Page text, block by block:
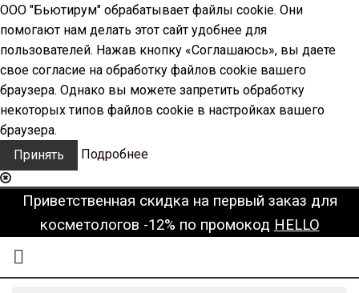
ООО "Бьютирум" обрабатывает файлы cookie. Они
помогают нам делать этот сайт удобнее для
пользователей. Нажав кнопку «Соглашаюсь», вы даете
свое согласие на обработку файлов cookie вашего
браузера. Однако вы можете запретить обработку
некоторых типов файлов cookie в настройках вашего
браузера.
Принять
Подробнее
Приветственная скидка на первый заказ для
косметологов -12% по промокод HELLO
